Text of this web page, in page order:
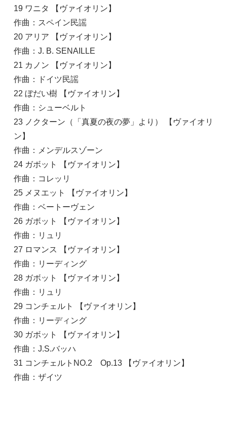
19 ワニタ 【ヴァイオリン】
作曲：スペイン民謡
20 アリア 【ヴァイオリン】
作曲：J. B. SENAILLE
21 カノン 【ヴァイオリン】
作曲：ドイツ民謡
22 ぼだい樹 【ヴァイオリン】
作曲：シューベルト
23 ノクターン（「真夏の夜の夢」より） 【ヴァイオリ
ン】
作曲：メンデルスゾーン
24 ガボット 【ヴァイオリン】
作曲：コレッリ
25 メヌエット 【ヴァイオリン】
作曲：ベートーヴェン
26 ガボット 【ヴァイオリン】
作曲：リュリ
27 ロマンス 【ヴァイオリン】
作曲：リーディング
28 ガボット 【ヴァイオリン】
作曲：リュリ
29 コンチェルト 【ヴァイオリン】
作曲：リーディング
30 ガボット 【ヴァイオリン】
作曲：J.S.バッハ
31 コンチェルトNO.2 Op.13 【ヴァイオリン】
作曲：ザイツ